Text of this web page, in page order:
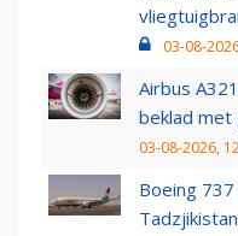
03-08-
Airbus
beklad
03-08-2026,
Boeing